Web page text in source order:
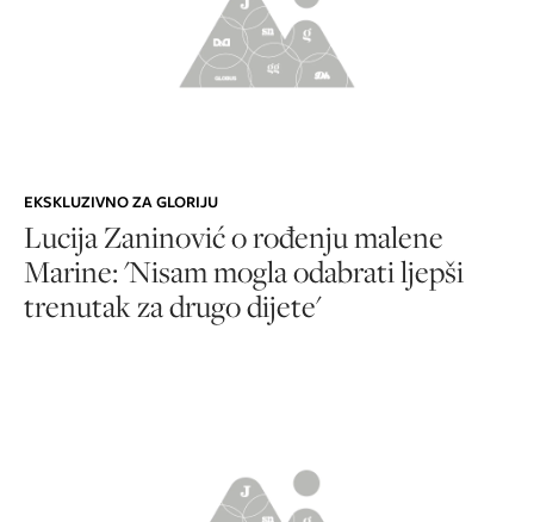
EKSKLUZIVNO ZA GLORIJU
Lucija Zaninović o rođenju malene
Marine: 'Nisam mogla odabrati ljepši
trenutak za drugo dijete'